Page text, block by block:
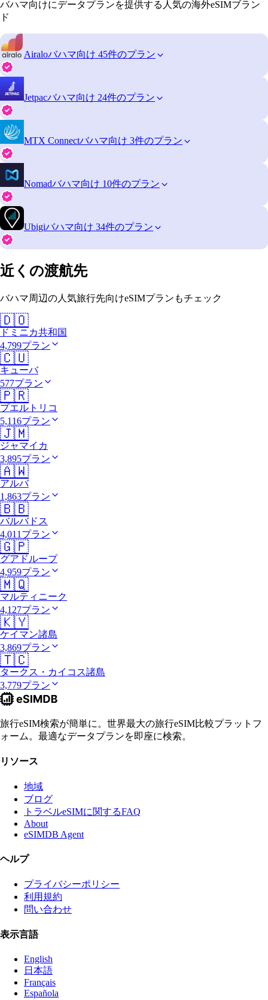
バハマ向けにデータプランを提供する人気の海外eSIMブラン
ド
Airaloバハマ向け 45件のプラン
Jetpacバハマ向け 24件のプラン
MTX Connectバハマ向け 3件のプラン
Nomadバハマ向け 10件のプラン
Ubigiバハマ向け 34件のプラン
近くの渡航先
バハマ周辺の人気旅行先向けeSIMプランもチェック
🇩🇴
ドミニカ共和国
4,799プラン
🇨🇺
キューバ
577プラン
🇵🇷
プエルトリコ
5,116プラン
🇯🇲
ジャマイカ
3,895プラン
🇦🇼
アルバ
1,863プラン
🇧🇧
バルバドス
4,011プラン
🇬🇵
グアドループ
4,959プラン
🇲🇶
マルティニーク
4,127プラン
🇰🇾
ケイマン諸島
3,869プラン
🇹🇨
タークス・カイコス諸島
3,779プラン
旅行eSIM検索が簡単に。世界最大の旅行eSIM比較プラットフ
ォーム。最適なデータプランを即座に検索。
リソース
地域
ブログ
トラベルeSIMに関するFAQ
About
eSIMDB Agent
ヘルプ
プライバシーポリシー
利用規約
問い合わせ
表示言語
English
日本語
Français
Española